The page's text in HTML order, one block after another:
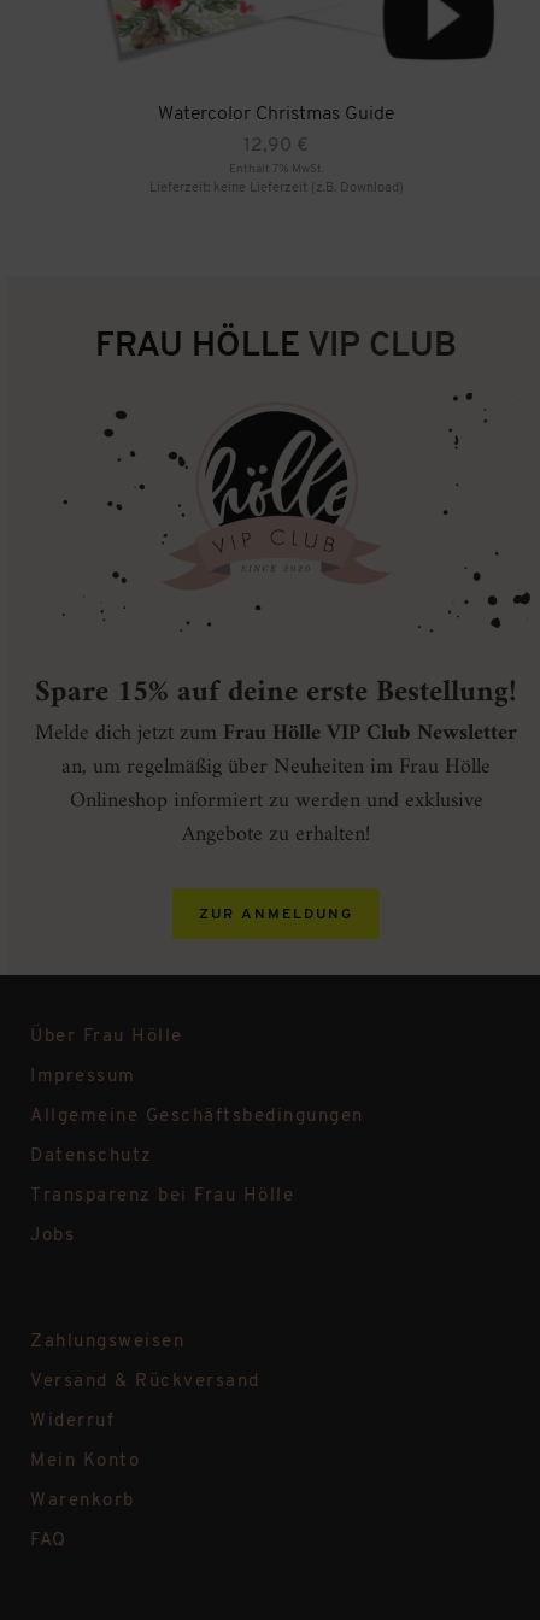
Watercolor Christmas Guide
12,90 €
Enthält 7% MwSt.
Lieferzeit: keine Lieferzeit (z.B. Download)
FRAU HÖLLE VIP CLUB
Spare 15% auf deine erste Bestellung!
Melde dich jetzt zum Frau Hölle VIP Club Newsletter
an, um regelmäßig über Neuheiten im Frau Hölle
Onlineshop informiert zu werden und exklusive
Angebote zu erhalten!
ZUR ANMELDUNG
Über Frau Hölle
Impressum
Allgemeine Geschäftsbedingungen
Datenschutz
Transparenz bei Frau Hölle
Jobs
Zahlungsweisen
Versand & Rückversand
Widerruf
Mein Konto
Warenkorb
FAQ